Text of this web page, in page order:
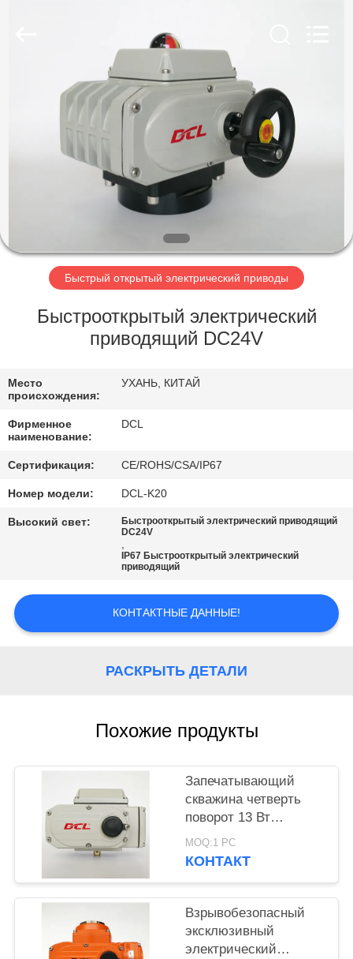
ПРОДУКТЫ
ШОУ
НАС
ФАБРИКИ
ПРОВЕРКА
КАЧЕСТВА
СВЯЖИТЕСЬ
网
КАРТА
САЙТА
PRIVACY
Быстрый открытый электрический приводы
Быстрооткрытый электрический
приводящий DC24V
Место
происхождения:
УХАНЬ, КИТАЙ
Фирменное
наименование:
DCL
Сертификация: CE/ROHS/CSA/IP67
Номер модели: DCL-K20
Высокий свет:
Быстрооткрытый электрический приводящий
DC24V
,
IP67 Быстрооткрытый электрический
приводящий
КОНТАКТНЫЕ ДАННЫЕ!
РАСКРЫТЬ ДЕТАЛИ
Похожие продукты
Запечатывающий
скважина четверть
поворот 13 Вт
быстрый открытый
электрический
MOQ:1 PC
КОНТАКТ
Взрывобезопасный
эксклюзивный
электрический